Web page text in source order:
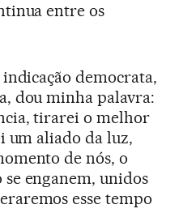
entre os
democrata,
dou minha palavra:
tirarei o melhor
um aliado da luz,
de nós, o
enganem, unidos
esse tempo